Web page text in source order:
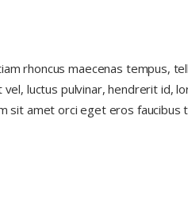
rhoncus maecenas tempus,
luctus pulvinar, hendrerit id,
sit amet orci eget eros faucibus